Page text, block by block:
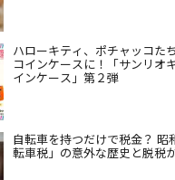
ハローキティ、ポチャッコた
コインケースに！「サンリオ
インケース」第２弾
自転車を持つだけで税金？ 昭
転車税」の意外な歴史と脱税